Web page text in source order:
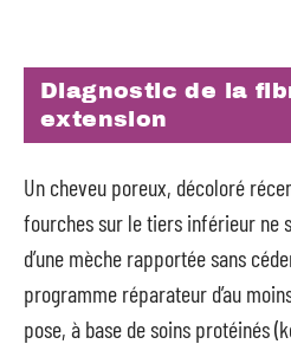
Diagnostic de la
extension
Un cheveu poreux, décoloré
fourches sur le tiers inférieur ne
d’une mèche rapportée sans
programme réparateur d’au
pose, à base de soins protéinés